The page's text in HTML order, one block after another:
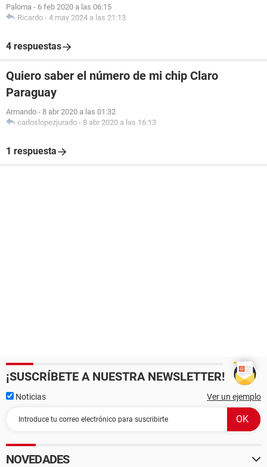
Paloma - 6 feb 2020 a las 06:15
Ricardo - 4 may 2024 a las 21:13
4 respuestas
Quiero saber el número de mi chip Claro
Paraguay
Armando - 8 abr 2020 a las 01:32
carloslopezjurado - 8 abr 2020 a las 16:13
1 respuesta
¡SUSCRÍBETE A NUESTRA NEWSLETTER!
Noticias Ver un ejemplo
NOVEDADES